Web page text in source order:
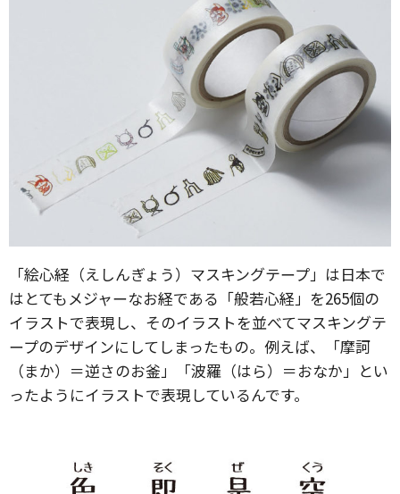
「絵心経（えしんぎょう）マスキングテープ」は日本で
はとてもメジャーなお経である「般若心経」を265個の
イラストで表現し、そのイラストを並べてマスキングテ
ープのデザインにしてしまったもの。例えば、「摩訶
（まか）＝逆さのお釜」「波羅（はら）＝おなか」とい
ったようにイラストで表現しているんです。